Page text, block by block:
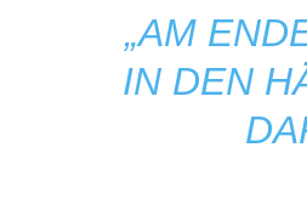
„AM
IN DEN